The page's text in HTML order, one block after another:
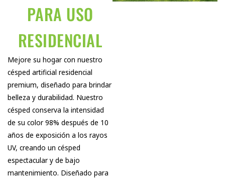
PARA USO
RESIDENCIAL
Mejore su hogar con nuestro
césped artificial residencial
premium, diseñado para brindar
belleza y durabilidad. Nuestro
césped conserva la intensidad
de su color 98% después de 10
años de exposición a los rayos
UV, creando un césped
espectacular y de bajo
mantenimiento. Diseñado para